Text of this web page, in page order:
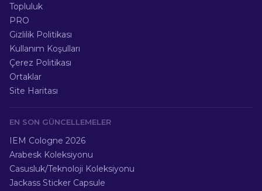
Topluluk
PRO
Gizlilik Politikası
Kullanım Koşulları
Çerez Politikası
Ortaklar
Site Haritası
EN SON GÜNCELLEMELER
IEM Cologne 2026
Arabesk Koleksiyonu
Casusluk/Teknoloji Koleksiyonu
Jackass Sticker Capsule